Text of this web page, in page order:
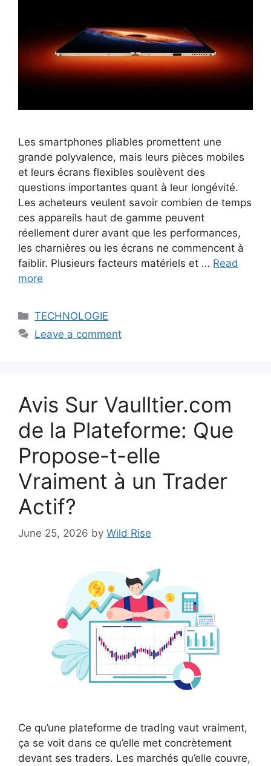
Les smartphones pliables promettent une
grande polyvalence, mais leurs pièces mobiles
et leurs écrans flexibles soulèvent des
questions importantes quant à leur longévité.
Les acheteurs veulent savoir combien de temps
ces appareils haut de gamme peuvent
réellement durer avant que les performances,
les charnières ou les écrans ne commencent à
faiblir. Plusieurs facteurs matériels et … Read
more
Categories
TECHNOLOGIE
Leave a comment
Avis Sur Vaulltier.com
de la Plateforme: Que
Propose-t-elle
Vraiment à un Trader
Actif?
June 25, 2026 by Wild Rise
Ce qu’une plateforme de trading vaut vraiment,
ça se voit dans ce qu’elle met concrètement
devant ses traders. Les marchés qu’elle couvre,